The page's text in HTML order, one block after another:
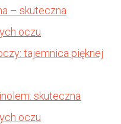
– skuteczna
oczu
tajemnica pięknej
skuteczna
oczu